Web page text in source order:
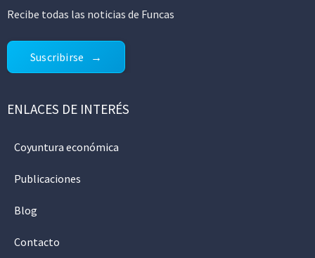
Recibe todas las noticias de Funcas
Suscribirse
ENLACES DE INTERÉS
Coyuntura económica
Publicaciones
Blog
Contacto